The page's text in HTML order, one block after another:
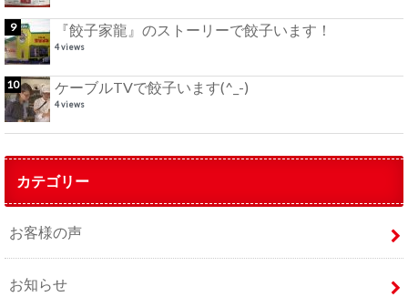
『餃子家龍』のストーリーで餃子います！
4 views
ケーブルTVで餃子います(^_-)
4 views
カテゴリー
お客様の声
お知らせ